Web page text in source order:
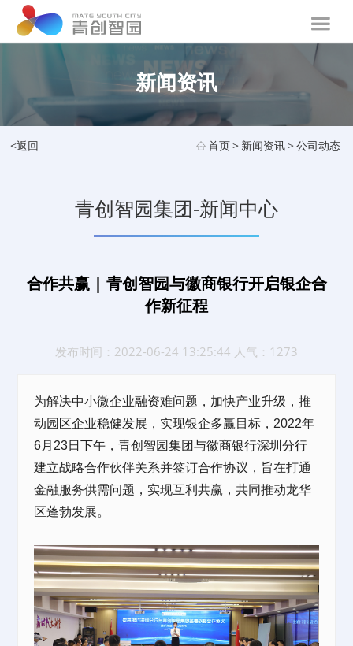
新闻资讯
<返回 首页> 新闻资讯>公司动态
青创智园集团-新闻中心
合作共赢 | 青创智园与徽商银行开启银企合
作新征程
发布时间：2022-06-24 13:25:44 人气：1273
为解决中小微企业融资难问题，加快产业升级，推
动园区企业稳健发展，实现银企多赢目标，2022年
6月23日下午，青创智园集团与徽商银行深圳分行
建立战略合作伙伴关系并签订合作协议，旨在打通
金融服务供需问题，实现互利共赢，共同推动龙华
区蓬勃发展。